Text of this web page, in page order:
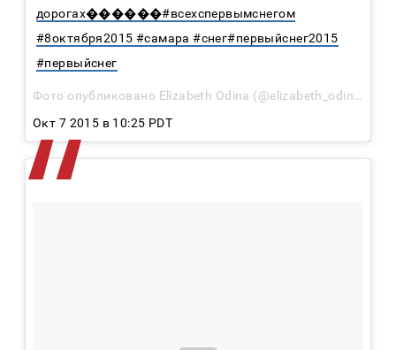
дорогах������#всехспервымснегом
#8октября2015 #самара #снег#первыйснег2015
#первыйснег
Фото опубликовано Elizabeth Odina (@elizabeth_odina)
Окт 7 2015 в 10:25 PDT